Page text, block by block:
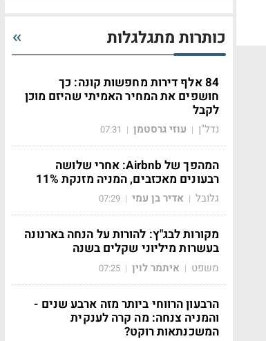
כותרות מתגלגלות
84 אלף דירות מחפשות קונה: כך
חושפים את המחיר האמיתי שהיזם מוכן
לקבל
נדל"ן | עוזי גרסטמן |
07:31
המהפך של Airbnb: אחרי שלושה
רבעונים מאכזבים, המניה מזנקת 11%
גלובל | אדיר בן עמי |
07:29
מקורות לבג"ץ: להורות על הנחה בארנונה
בעשרות מיליוני שקלים בשנה
משפט | איתמר לוין |
07:25
הרבעון הרווחי ביותר מזה ארבע שנים -
והמניה צנחה: מה קרה לענקית
המשכנתאות רוקט?